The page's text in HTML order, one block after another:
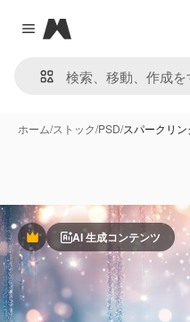
Close menu
Magnific
ホーム/ストック/PSD/スパークリ
PremiumAI 生成コンテンツ